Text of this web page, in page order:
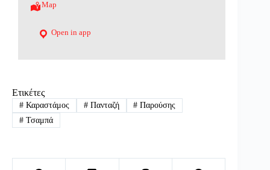
Map
Open in app
Ετικέτες
#Καραστάμος #Πανταζή # Παρούσης
#Τσαμπά